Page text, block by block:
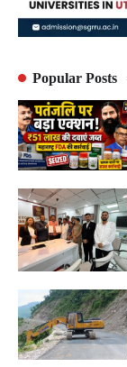
Popular Posts